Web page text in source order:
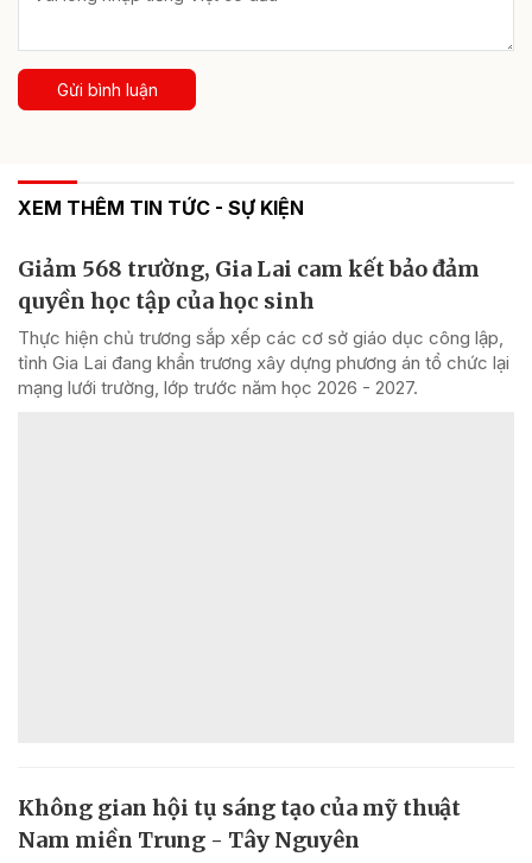
Gửi bình luận
XEM THÊM TIN TỨC - SỰ KIỆN
Giảm 568 trường, Gia Lai cam kết bảo đảm
quyền học tập của học sinh
Thực hiện chủ trương sắp xếp các cơ sở giáo dục công lập,
tỉnh Gia Lai đang khẩn trương xây dựng phương án tổ chức lại
mạng lưới trường, lớp trước năm học 2026 - 2027.
Không gian hội tụ sáng tạo của mỹ thuật
Nam miền Trung - Tây Nguyên